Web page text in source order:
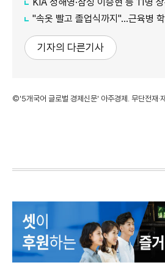
"속옷 빨고 졸업식까지"…근육병 학생 돌본 공
기자의 다른기사
©'5개국어 글로벌 경제신문' 아주경제. 무단전재·